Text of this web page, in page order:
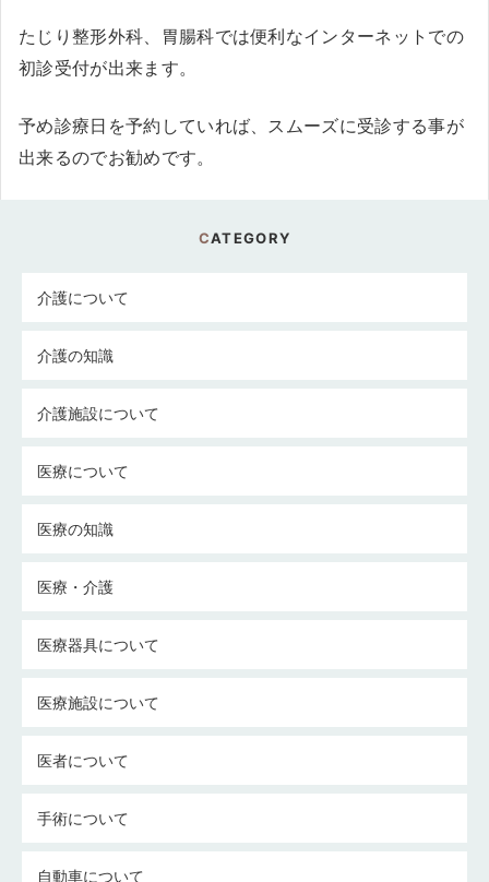
たじり整形外科、胃腸科では便利なインターネットでの
初診受付が出来ます。
予め診療日を予約していれば、スムーズに受診する事が
出来るのでお勧めです。
CATEGORY
介護について
介護の知識
介護施設について
医療について
医療の知識
医療・介護
医療器具について
医療施設について
医者について
手術について
自動車について